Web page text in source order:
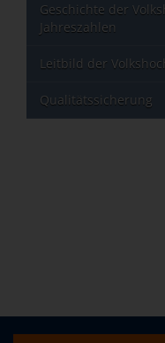
Geschichte der
Jahreszahlen
Leitbild der
Qualitätssicherung